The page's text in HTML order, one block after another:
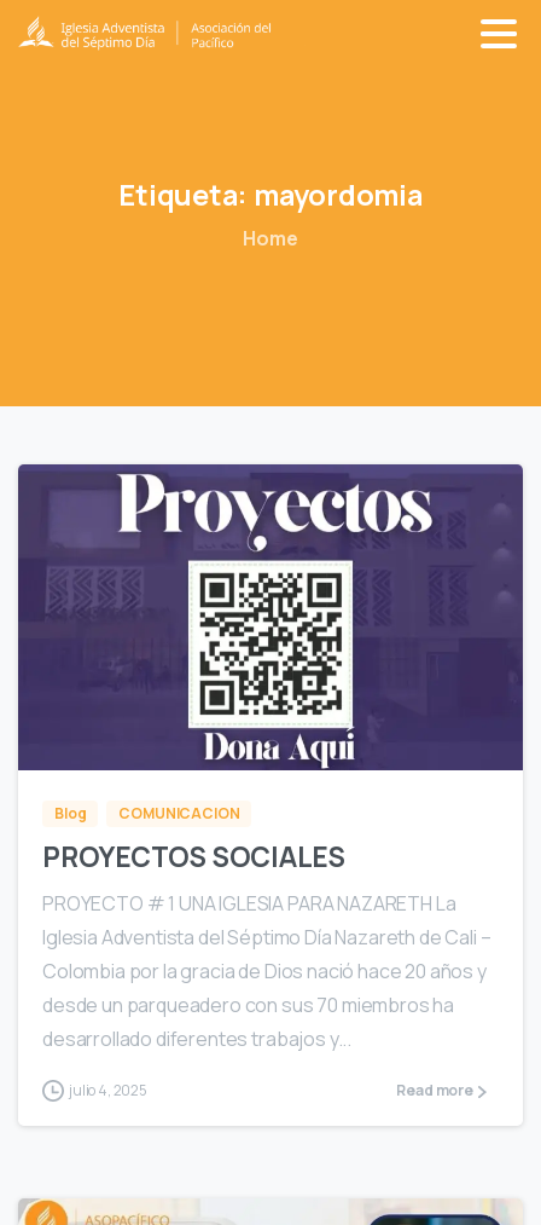
Etiqueta: mayordomia
Home
Blog COMUNICACION
PROYECTOS SOCIALES
PROYECTO # 1 UNA IGLESIA PARA NAZARETH La
Iglesia Adventista del Séptimo Día Nazareth de Cali –
Colombia por la gracia de Dios nació hace 20 años y
desde un parqueadero con sus 70 miembros ha
desarrollado diferentes trabajos y...
julio 4, 2025 Read more